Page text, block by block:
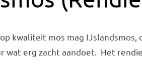
kwaliteit mos mag
wat erg zacht aandoet. Het